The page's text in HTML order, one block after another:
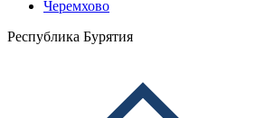
Черемхово
Республика Бурятия